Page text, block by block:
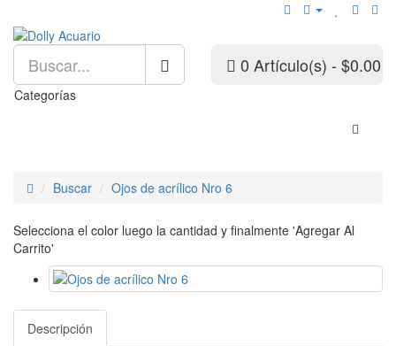
0 Artículo(s) - $0.00
Categorías
Buscar Ojos de acrílico Nro 6
Selecciona el color luego la cantidad y finalmente 'Agregar Al
Carrito'
Descripción